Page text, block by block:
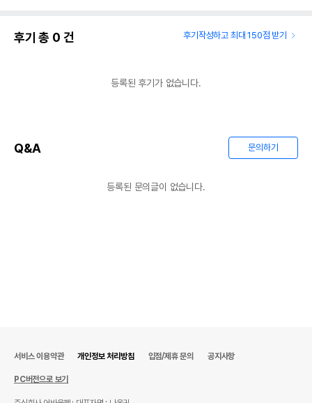
후기 총 0 건 후기작성하고 최대 150점 받기
등록된 후기가 없습니다.
Q&A 문의하기
등록된 문의글이 없습니다.
서비스 이용약관 개인정보 처리방침 입점/제휴 문의 공지사항
PC버전으로 보기